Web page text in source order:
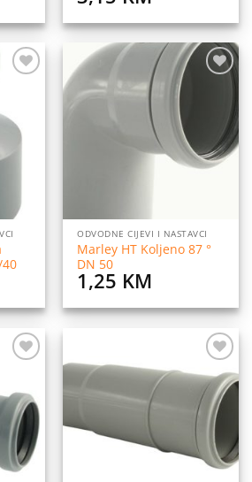
želja
ODVODNE CIJEVI I NASTAVCI
Marley HT Koljeno 87 °
DN 50
1,25 KM
listu
želja
Dodaj
na
listu
želja